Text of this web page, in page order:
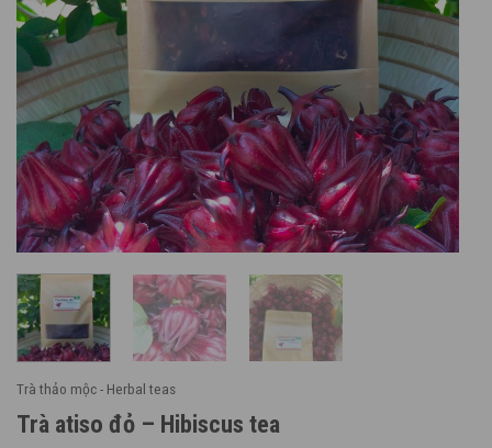
Trà thảo mộc - Herbal teas
Trà atiso đỏ – Hibiscus tea